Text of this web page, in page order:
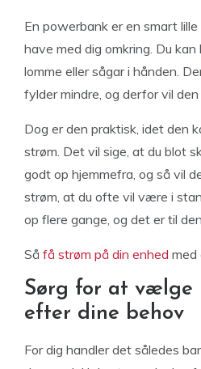
En powerbank er en smart
have med dig omkring. Du kan
lomme eller sågar i hånden.
fylder mindre, og derfor vil
Dog er den praktisk, idet den
strøm. Det vil sige, at du blot
godt op hjemmefra, og så vil
strøm, at du ofte vil være i
op flere gange, og det er til
Så få strøm på din enhed med
Sørg for at vælge
efter dine behov
For dig handler det således